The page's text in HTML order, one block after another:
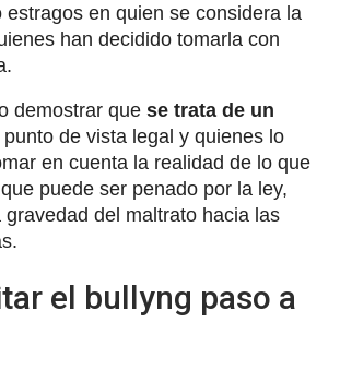
estragos en quien se considera la
han decidido tomarla con
demostrar que se trata de un
de vista legal y quienes lo
en cuenta la realidad de lo que
puede ser penado por la ley,
del maltrato hacia las
el bullyng paso a